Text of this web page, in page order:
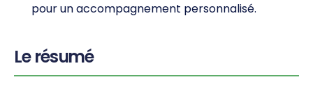
pour un accompagnement personnalisé.
Le résumé